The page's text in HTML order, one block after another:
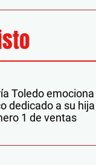
Toledo emociona
dedicado a su
1 de ventas